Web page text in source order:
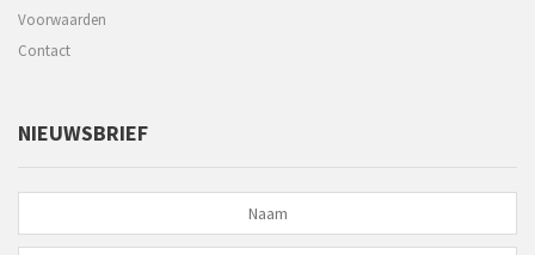
Voorwaarden
Contact
NIEUWSBRIEF